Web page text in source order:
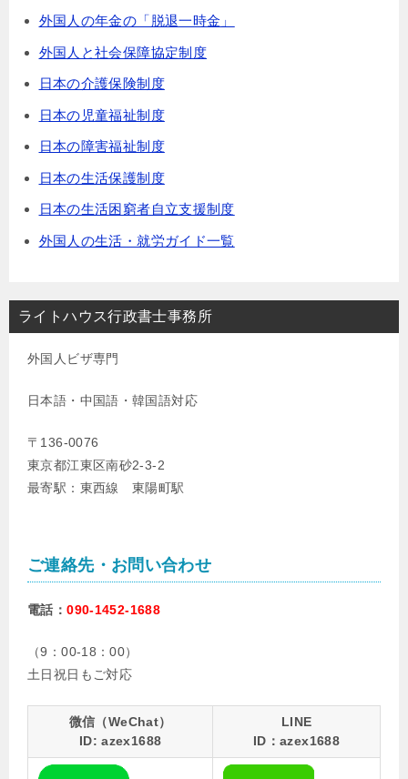
外国人の年金の「脱退一時金」
外国人と社会保障協定制度
日本の介護保険制度
日本の児童福祉制度
日本の障害福祉制度
日本の生活保護制度
日本の生活困窮者自立支援制度
外国人の生活・就労ガイド一覧
ライトハウス行政書士事務所
外国人ビザ専門
日本語・中国語・韓国語対応
〒136-0076
東京都江東区南砂2-3-2
最寄駅：東西線 東陽町駅
ご連絡先・お問い合わせ
電話：090-1452-1688
（9：00-18：00）
土日祝日もご対応
微信（WeChat）
ID: azex1688
LINE
ID：azex1688